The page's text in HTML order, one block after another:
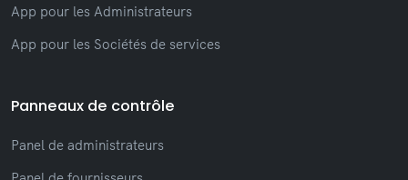
App pour les Administrateurs
App pour les Sociétés de services
Panneaux de contrôle
Panel de administrateurs